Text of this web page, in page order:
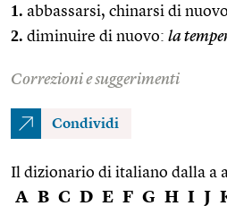
1. abbassarsi, chinarsi di nuovo
2. diminuire di nuovo: la
Correzioni e suggerimenti
Condividi
Il dizionario di italiano dalla a
A B C D E F G H I J